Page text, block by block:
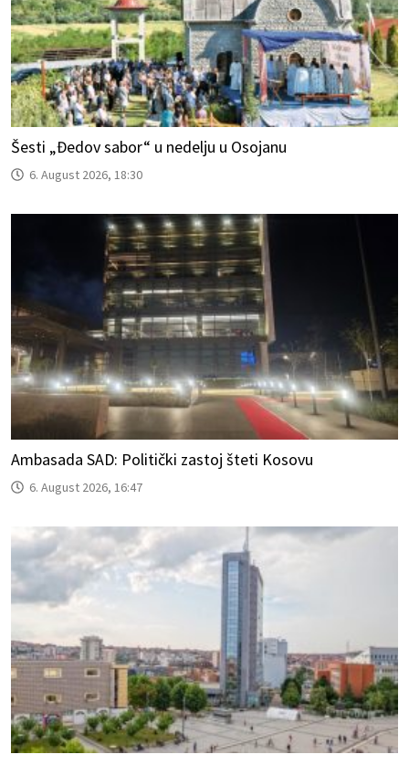
Šesti „Đedov sabor“ u nedelju u Osojanu
6. August 2026, 18:30
Ambasada SAD: Politički zastoj šteti Kosovu
6. August 2026, 16:47